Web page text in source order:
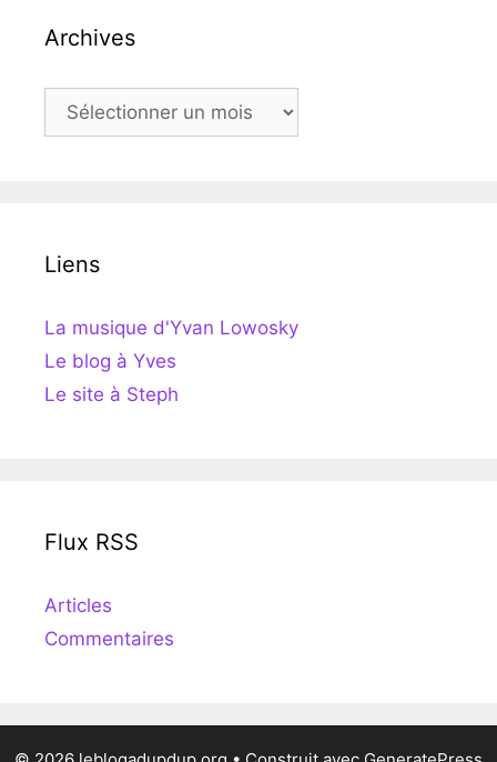
Archives
Archives
Liens
La musique d'Yvan Lowosky
Le blog à Yves
Le site à Steph
Flux RSS
Articles
Commentaires